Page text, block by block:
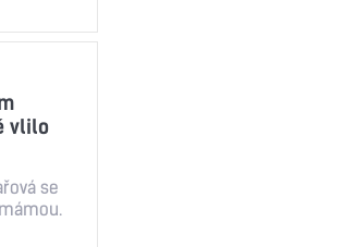
vlilo
se